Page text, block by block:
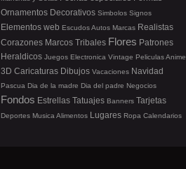
Ornamentos Decorativos Simbolos Signos
Elementos web EscudosAutos Marcas Realistas
Corazones Marcos Tribales Flores Patrones
Heraldicos Juegos Electronica Vintage PeliculasAnime
3D Caricaturas Dibujos Vacaciones Navidad
Pascua Dia de la madre Dia del padre Negocios
Fondos Estrellas Tatuajes Banners Tarjetas
Deportes Musica Alimentos Lugares Ropa Calendarios